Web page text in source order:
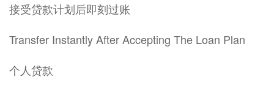
接受贷款计划后即刻过账
Transfer Instantly After Accepting The Loan Plan
个人贷款